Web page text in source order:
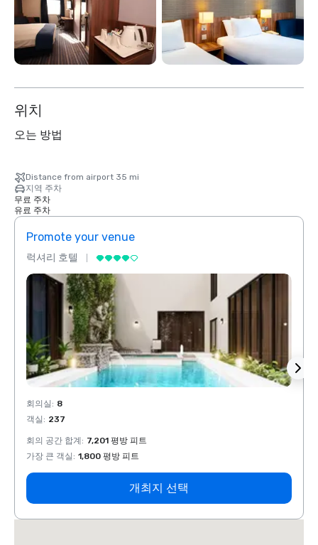
위치
오는 방법
Distance from airport 35 mi
지역 주차
무료 주차
유료 주차
Promote your venue
럭셔리 호텔
회의실 : 8
객실 : 237
회의 공간 합계: 7,201 평방 피트
가장 큰 객실 : 1,800 평방 피트
개최지 선택